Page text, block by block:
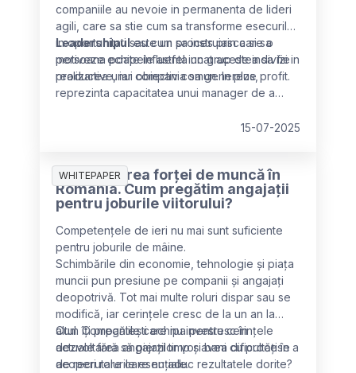
companiile au nevoie in permanenta de lideri
agili, care sa stie cum sa transforme esecurile
in oportunitati sau cum sa instruiasca si sa
motiveze echipele astfel incat acestea sa fie
productive, iar compania sa genereze profit.
Leadershipuleste un proces prin care o
persoana poate influenta un grup de indivizi in
realizarea unui obiectiv comun. In plus,
reprezinta capacitatea unui manager de a
si inglobeaza viziune, entuziasm, energie,
15-07-2025
WHITEPAPER
Recalificarea forței de muncă în
România. Cum pregătim angajații
pentru joburile viitorului?
Competențele de ieri nu mai sunt suficiente
pentru joburile de mâine.
Schimbările din economie, tehnologie și piața
muncii pun presiune pe companii și angajați
deopotrivă. Tot mai multe roluri dispar sau se
modifică, iar cerințele cresc de la un an la
altul. Companiile care nu investesc în
dezvoltarea angajaților vor avea dificultăți în a
acoperi rolurile esențiale.
Cum îți pregătești echipa pentru cerințele
actuale fără să pierzi timp și bani cu procese
de recrutare care nu aduc rezultatele dorite?